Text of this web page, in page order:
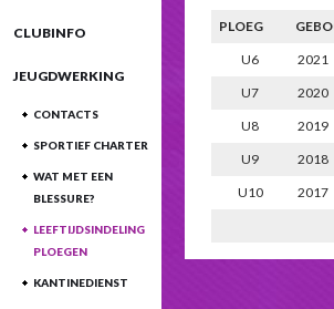
CLUBINFO
JEUGDWERKING
CONTACTS
SPORTIEF CHARTER
WAT MET EEN
BLESSURE?
LEEFTIJDSINDELING
PLOEGEN
KANTINEDIENST
PLOEG
U6
2021
U7
2020
U8
2019
U9
2018
U10
2017